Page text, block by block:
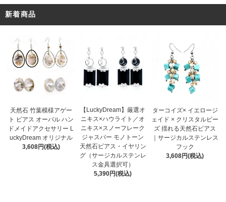
新着商品
天然石 竹葉模様アゲー
ト ピアス オーバル ハン
ドメイドアクセサリー L
uckyDream オリジナル
3,608円(税込)
【LuckyDream】厳選オ
ニキス×ハウライト／オ
ニキス×スノーフレーク
ジャスパー モノトーン
天然石ピアス・イヤリン
グ（サージカルステンレ
ス金具選択可）
5,390円(税込)
ターコイズ× イエロージ
ェイド × クリスタルビー
ズ 揺れる天然石ピアス
｜サージカルステンレス
フック
3,608円(税込)